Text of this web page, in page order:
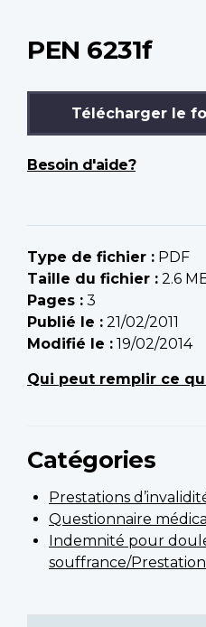
PEN 6231f
Télécharger le
Besoin d'aide?
Type de fichier : PDF
Taille du fichier : 2.6
Pages : 3
Publié le : 21/02/2011
Modifié le : 19/02/2014
Qui peut remplir ce
Catégories
Prestations
Questionnaire
Indemnité pour
souffrance/